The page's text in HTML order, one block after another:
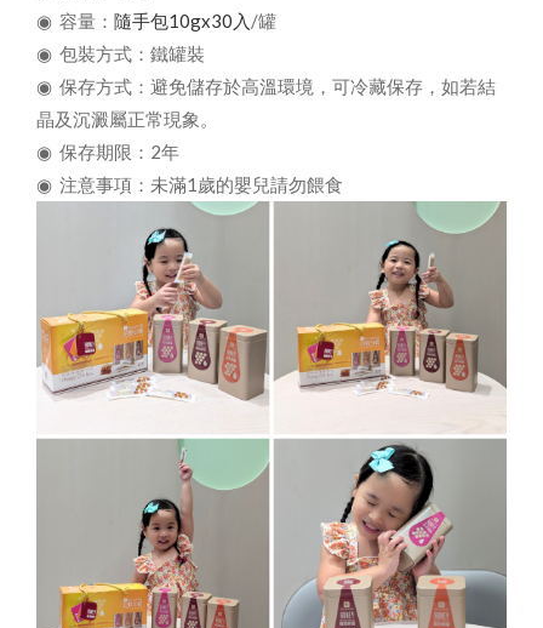
◉ 容量 ： 隨手包10gx30入 /罐
◉ 包裝方式：鐵罐裝
◉ 保存方式：避免儲存於高溫環境，可冷藏保存，如若結
晶及沉澱屬正常現象。
◉ 保存期限：2年
◉ 注意事項：未滿1歲的嬰兒請勿餵食